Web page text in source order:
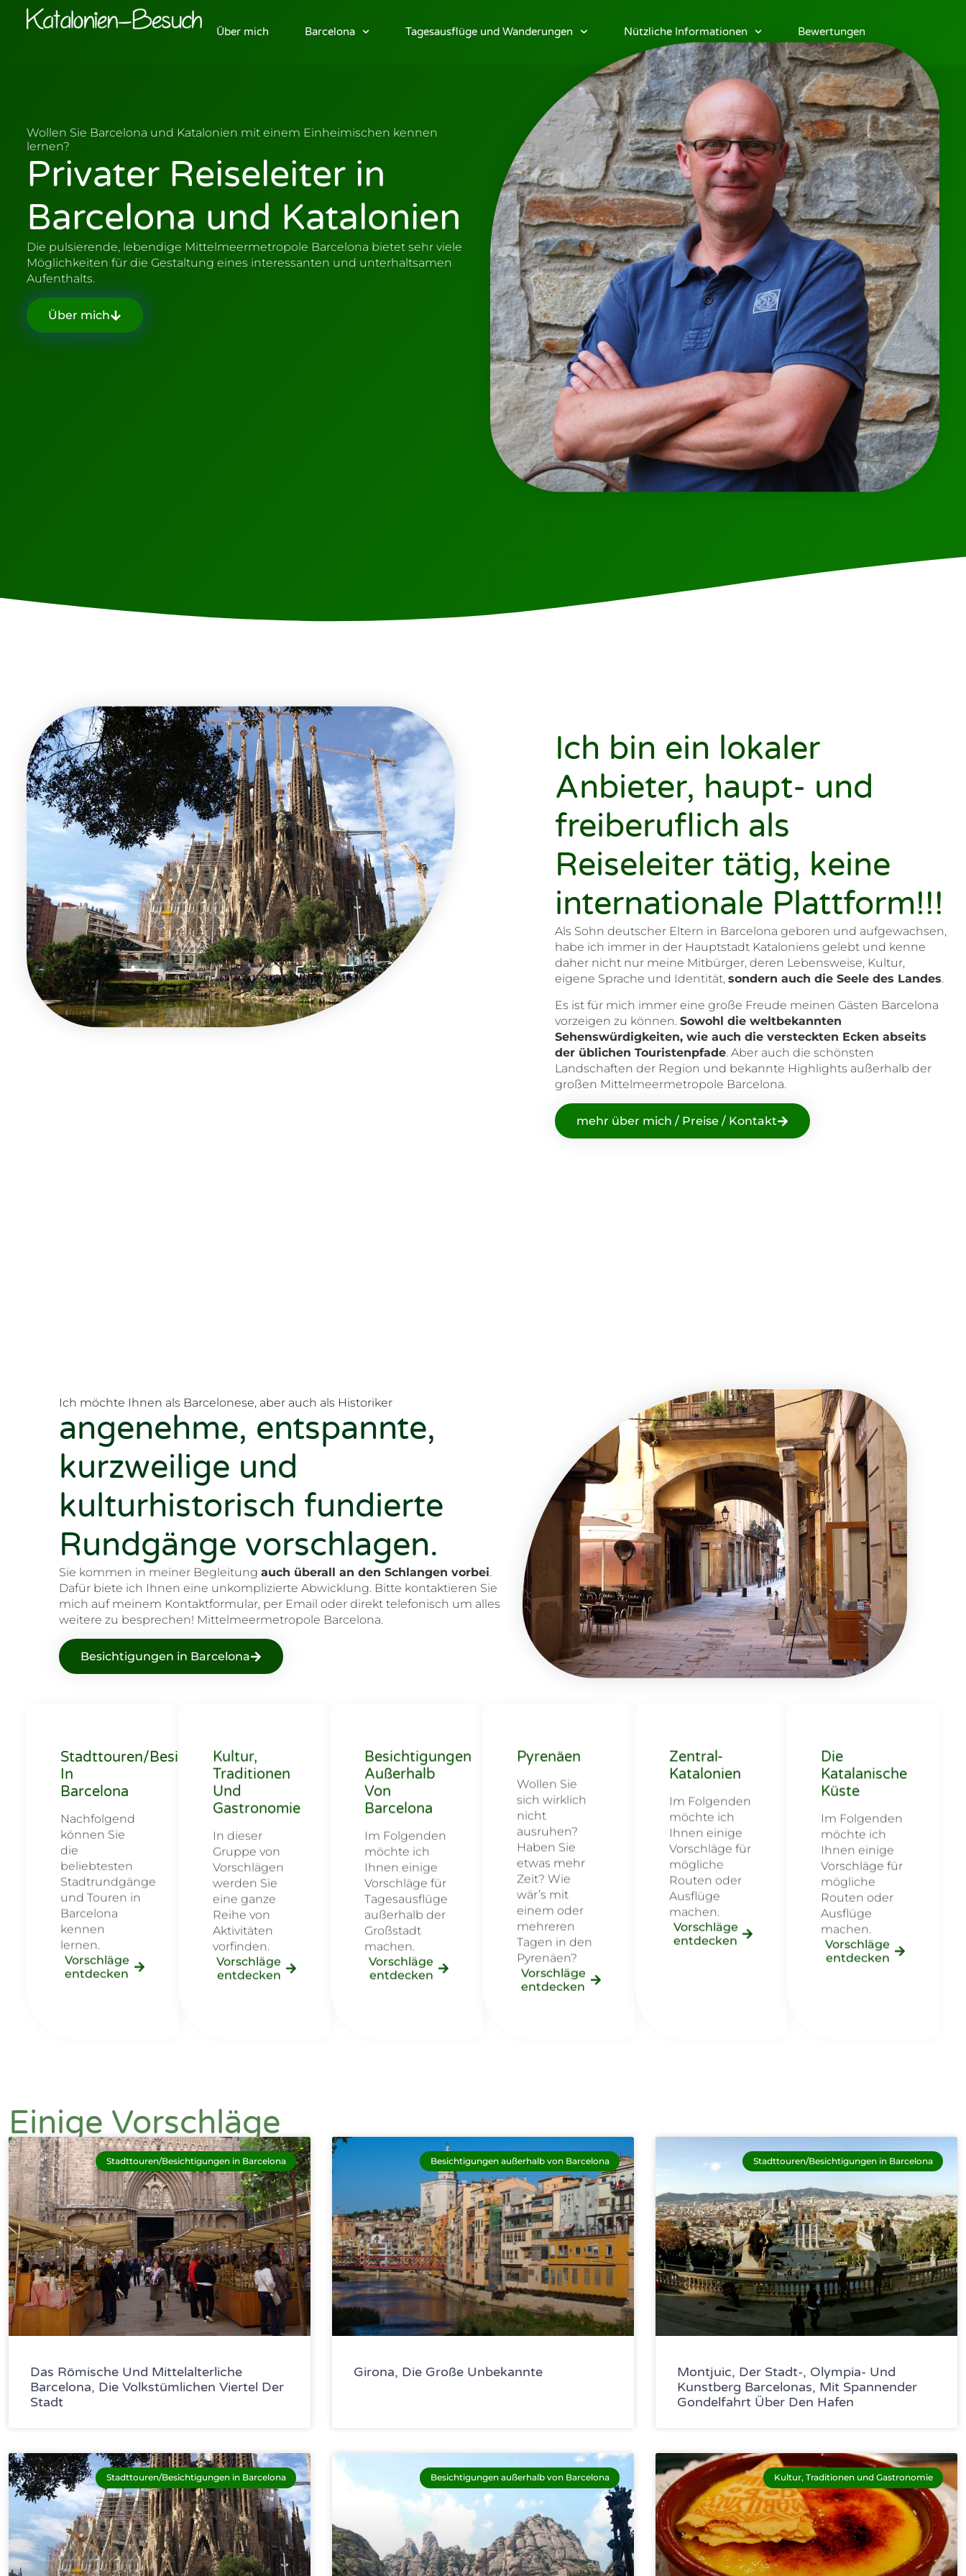
Über mich Barcelona Tagesausflüge und Wanderungen Nützliche Informationen Bewertungen
Wollen Sie Barcelona und Katalonien mit einem Einheimischen kennen
lernen?
Privater Reiseleiter in
Barcelona und Katalonien
Die pulsierende, lebendige Mittelmeermetropole Barcelona bietet sehr viele
Möglichkeiten für die Gestaltung eines interessanten und unterhaltsamen
Aufenthalts.
Über mich
Ich bin ein lokaler
Anbieter, haupt- und
freiberuflich als
Reiseleiter tätig, keine
internationale Plattform!!!
Als Sohn deutscher Eltern in Barcelona geboren und aufgewachsen,
habe ich immer in der Hauptstadt Kataloniens gelebt und kenne
daher nicht nur meine Mitbürger, deren Lebensweise, Kultur,
eigene Sprache und Identität,sondern auch die Seele des Landes.
Es ist für mich immer eine große Freude meinen Gästen Barcelona
vorzeigen zu können.Sowohl die weltbekannten
Sehenswürdigkeiten, wie auch die versteckten Ecken abseits
der üblichen Touristenpfade. Aber auch die schönsten
Landschaften der Region und bekannte Highlights außerhalb der
großen Mittelmeermetropole Barcelona.
mehr über mich / Preise / Kontakt
Ich möchte Ihnen als Barcelonese, aber auch als Historiker
angenehme, entspannte,
kurzweilige und
kulturhistorisch fundierte
Rundgänge vorschlagen.
Sie kommen in meiner Begleitung auch überall an den Schlangen vorbei.
Dafür biete ich Ihnen eine unkomplizierte Abwicklung. Bitte kontaktieren Sie
mich auf meinem Kontaktformular, per Email oder direkt telefonisch um alles
weitere zu besprechen! Mittelmeermetropole Barcelona.
Besichtigungen in Barcelona
Stadttouren/Besichtigungen
In
Barcelona
Nachfolgend
können Sie
die
beliebtesten
Stadtrundgänge
und Touren in
Barcelona
kennen
lernen.
Vorschläge
entdecken
Kultur,
Traditionen
Und
Gastronomie
In dieser
Gruppe von
Vorschlägen
werden Sie
eine ganze
Reihe von
Aktivitäten
vorfinden.
Vorschläge
entdecken
Besichtigungen
Außerhalb
Von
Barcelona
Im Folgenden
möchte ich
Ihnen einige
Vorschläge für
Tagesausflüge
außerhalb der
Großstadt
machen.
Vorschläge
entdecken
Pyrenäen
Wollen Sie
sich wirklich
nicht
ausruhen?
Haben Sie
etwas mehr
Zeit? Wie
wär’s mit
einem oder
mehreren
Tagen in den
Pyrenäen?
Vorschläge
entdecken
Zentral-
Katalonien
Im Folgenden
möchte ich
Ihnen einige
Vorschläge für
mögliche
Routen oder
Ausflüge
machen.
Vorschläge
entdecken
Die
Katalanische
Küste
Im Folgenden
möchte ich
Ihnen einige
Vorschläge für
mögliche
Routen oder
Ausflüge
machen.
Vorschläge
entdecken
Einige Vorschläge
Stadttouren/Besichtigungen in Barcelona
Das Römische Und Mittelalterliche
Barcelona, Die Volkstümlichen Viertel Der
Stadt
Besichtigungen außerhalb von Barcelona
Girona, Die Große Unbekannte
Stadttouren/Besichtigungen in Barcelona
Montjuic, Der Stadt-, Olympia- Und
Kunstberg Barcelonas, Mit Spannender
Gondelfahrt Über Den Hafen
Stadttouren/Besichtigungen in Barcelona Besichtigungen außerhalb von Barcelona Kultur, Traditionen und Gastronomie